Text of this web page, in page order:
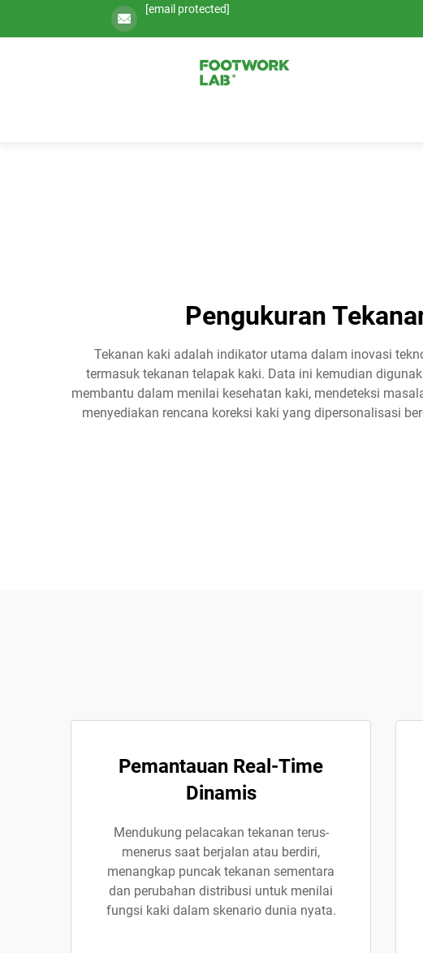
[email protected]
Pengukuran
Tekanan kaki adalah indikator utama dalam inovasi
termasuk tekanan telapak kaki. Data ini kemudian
membantu dalam menilai kesehatan kaki, mendeteksi
menyediakan rencana koreksi kaki yang dipersonalisasi
Pemantauan Real-Time
Dinamis
Mendukung pelacakan tekanan terus-
menerus saat berjalan atau berdiri,
menangkap puncak tekanan sementara
dan perubahan distribusi untuk menilai
fungsi kaki dalam skenario dunia nyata.